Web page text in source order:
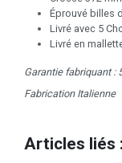
Éprouvé billes
Livré avec 5
Livré en
Garantie fabriquant :
Fabrication Italienne
Articles liés :